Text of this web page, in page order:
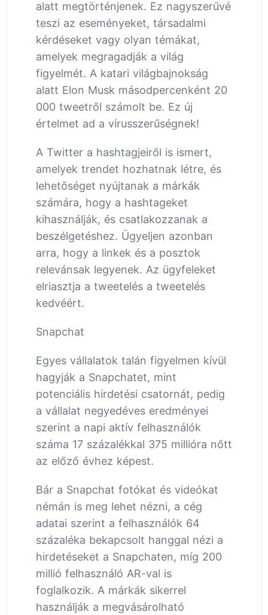
alatt megtörténjenek. Ez nagyszerűvé
teszi az eseményeket, társadalmi
kérdéseket vagy olyan témákat,
amelyek megragadják a világ
figyelmét. A katari világbajnokság
alatt Elon Musk másodpercenként 20
000 tweetről számolt be. Ez új
értelmet ad a vírusszerűségnek!
A Twitter a hashtagjeiről is ismert,
amelyek trendet hozhatnak létre, és
lehetőséget nyújtanak a márkák
számára, hogy a hashtageket
kihasználják, és csatlakozzanak a
beszélgetéshez. Ügyeljen azonban
arra, hogy a linkek és a posztok
relevánsak legyenek. Az ügyfeleket
elriasztja a tweetelés a tweetelés
kedvéért.
Snapchat
Egyes vállalatok talán figyelmen kívül
hagyják a Snapchatet, mint
potenciális hirdetési csatornát, pedig
a vállalat negyedéves eredményei
szerint a napi aktív felhasználók
száma 17 százalékkal 375 millióra nőtt
az előző évhez képest.
Bár a Snapchat fotókat és videókat
némán is meg lehet nézni, a cég
adatai szerint a felhasználók 64
százaléka bekapcsolt hanggal nézi a
hirdetéseket a Snapchaten, míg 200
millió felhasználó AR-val is
foglalkozik. A márkák sikerrel
használják a megvásárolható